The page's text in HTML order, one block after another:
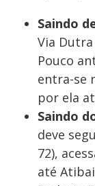
Saindo
Via Dutra
Pouco
entra-se
por ela
Saindo
deve
72),
até